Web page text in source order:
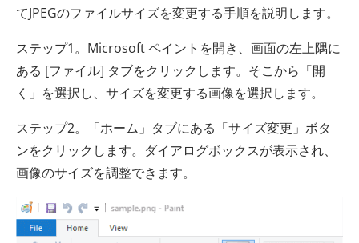
てJPEGのファイルサイズを変更する手順を説明します。
ステップ1。Microsoft ペイントを開き、画面の左上隅に
ある [ファイル] タブをクリックします。そこから「開
く」を選択し、サイズを変更する画像を選択します。
ステップ2。「ホーム」タブにある「サイズ変更」ボタ
ンをクリックします。ダイアログボックスが表示され、
画像のサイズを調整できます。